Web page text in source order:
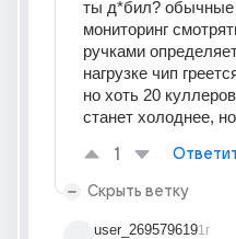
ты д*бил?
мониторинг
ручками
нагрузке чип
но хоть 20
станет холоднее,
1
Скрыть ветку
user_2695796191г